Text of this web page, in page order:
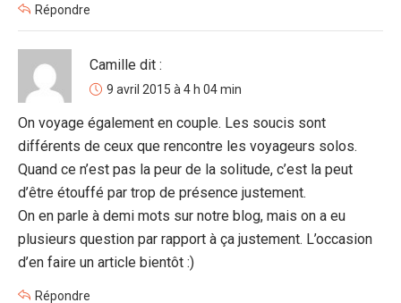
Répondre
Camille dit :
9 avril 2015 à 4 h 04 min
On voyage également en couple. Les soucis sont
différents de ceux que rencontre les voyageurs solos.
Quand ce n’est pas la peur de la solitude, c’est la peut
d’être étouffé par trop de présence justement.
On en parle à demi mots sur notre blog, mais on a eu
plusieurs question par rapport à ça justement. L’occasion
d’en faire un article bientôt :)
Répondre